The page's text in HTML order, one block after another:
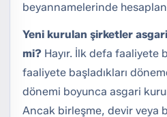
beyannamelerinde
Yeni kurulan şirketler
mi? Hayır. İlk defa faaliyete
faaliyete başladıkları
dönemi boyunca asgari
Ancak birleşme, devir veya